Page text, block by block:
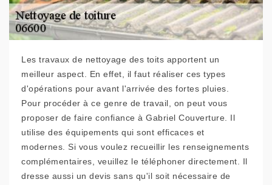
Les travaux de nettoyage des toits apportent un
meilleur aspect. En effet, il faut réaliser ces types
d'opérations pour avant l'arrivée des fortes pluies.
Pour procéder à ce genre de travail, on peut vous
proposer de faire confiance à Gabriel Couverture. Il
utilise des équipements qui sont efficaces et
modernes. Si vous voulez recueillir les renseignements
complémentaires, veuillez le téléphoner directement. Il
dresse aussi un devis sans qu'il soit nécessaire de